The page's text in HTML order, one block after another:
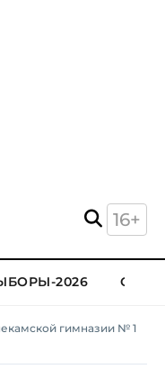
16+
2026
гимназии № 1